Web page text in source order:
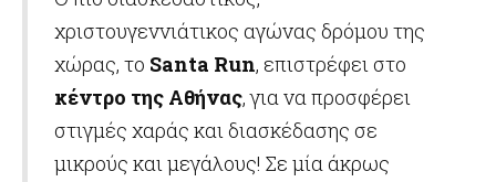
χριστουγεννιάτικος αγώνας δρόμου της
χώρας, το Santa Run, επιστρέφει στο
κέντρο της Αθήνας, για να προσφέρει
στιγμές χαράς και διασκέδασης σε
μικρούς και μεγάλους! Σε μία άκρως